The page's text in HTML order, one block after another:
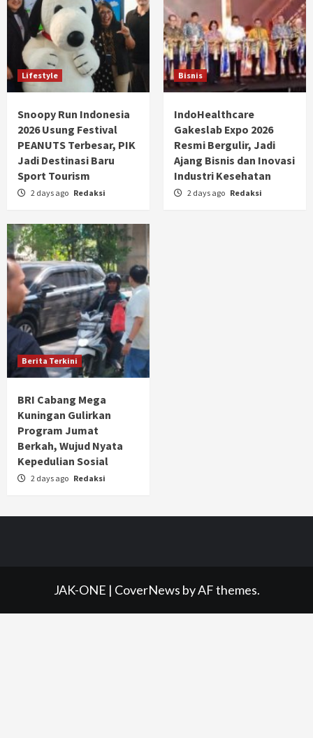
Lifestyle
Snoopy Run Indonesia
2026 Usung Festival
PEANUTS Terbesar, PIK
Jadi Destinasi Baru
Sport Tourism
2 days ago Redaksi
Bisnis
IndoHealthcare
Gakeslab Expo 2026
Resmi Bergulir, Jadi
Ajang Bisnis dan Inovasi
Industri Kesehatan
2 days ago Redaksi
Berita Terkini
BRI Cabang Mega
Kuningan Gulirkan
Program Jumat
Berkah, Wujud Nyata
Kepedulian Sosial
2 days ago Redaksi
JAK-ONE | CoverNews by AF themes.